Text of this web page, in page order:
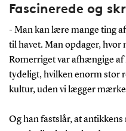
Fascinerede og
- Man kan lære mange ting
til havet. Man opdager, hvor
Romerriget var afhængige
tydeligt, hvilken enorm stor
kultur, uden vi lægger
Og han fastslår, at